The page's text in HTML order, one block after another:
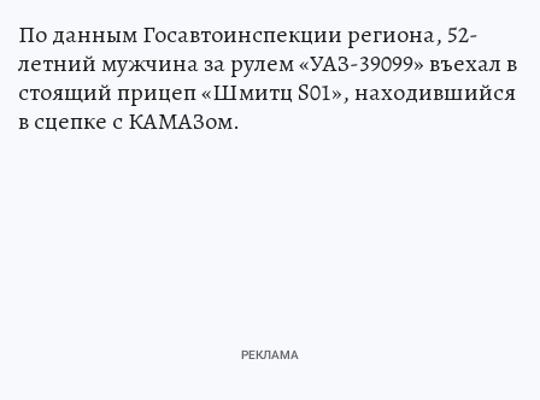
По данным Госавтоинспекции региона, 52-
летний мужчина за рулем «УАЗ-39099» въехал в
стоящий прицеп «Шмитц S01», находившийся
в сцепке с КАМАЗом.